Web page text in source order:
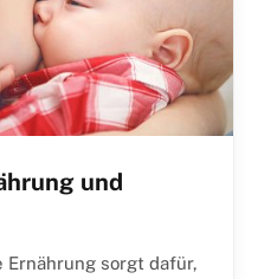
und
Ernährung sorgt dafür,